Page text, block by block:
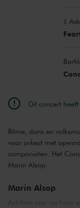
J.
Dit concert
Ritme, dans en
voor orkest met
componisten. Het
Marin Alsop.
Marin Alsop
Achttien jaar na haar